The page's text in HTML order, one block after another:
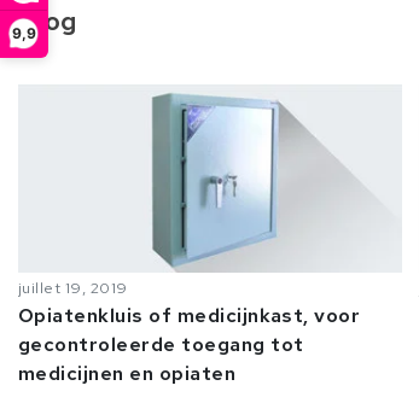
9,9
Blog
juillet 19, 2019
Opiatenkluis of medicijnkast, voor
gecontroleerde toegang tot
medicijnen en opiaten